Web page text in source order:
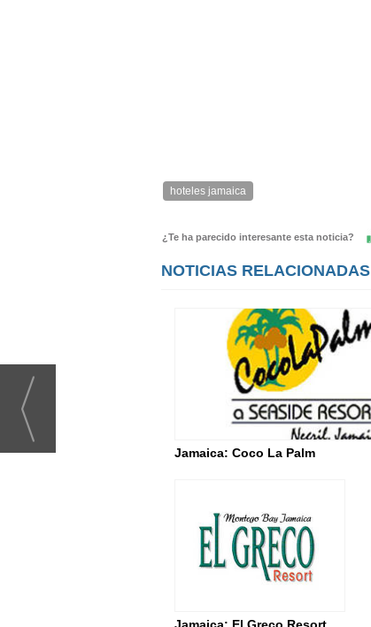
hoteles jamaica
¿Te ha parecido interesante esta noticia?
NOTICIAS RELACIONADAS
Jamaica: Coco La Palm
Jamaica: El Greco Resort